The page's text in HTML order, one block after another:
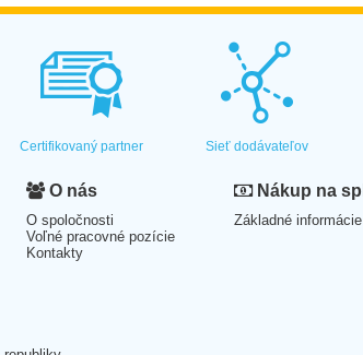
Certifikovaný partner Sieť dodávateľov
O nás
O spoločnosti
Voľné pracovné pozície
Kontakty
Nákup na
Základné informácie